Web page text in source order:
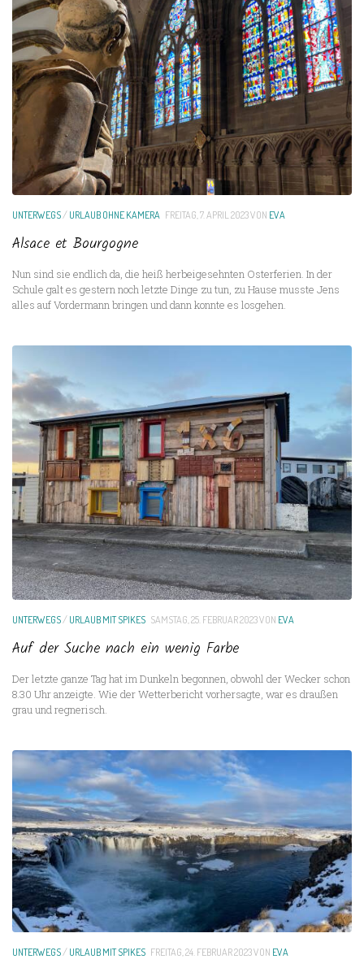
UNTERWEGS/URLAUB OHNE KAMERA FREITAG, 7. APRIL 2023VON EVA
Alsace et Bourgogne
Nun sind sie endlich da, die heiß herbeigesehnten Osterferien. In der
Schule galt es gestern noch letzte Dinge zu tun, zu Hause musste Jens
alles auf Vordermann bringen und dann konnte es losgehen.
UNTERWEGS/URLAUB MIT SPIKES SAMSTAG, 25. FEBRUAR 2023VON EVA
Auf der Suche nach ein wenig Farbe
Der letzte ganze Tag hat im Dunkeln begonnen, obwohl der Wecker schon
8.30 Uhr anzeigte. Wie der Wetterbericht vorhersagte, war es draußen
grau und regnerisch.
UNTERWEGS/URLAUB MIT SPIKES FREITAG, 24. FEBRUAR 2023VON EVA